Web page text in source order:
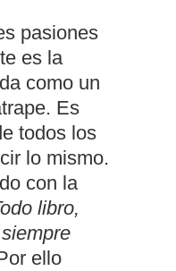
pasiones
es la
como un
Es
todos los
lo mismo.
con la
libro,
ello